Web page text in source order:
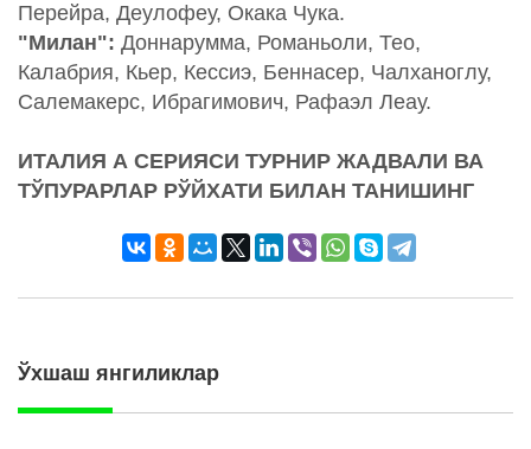
Перейра, Деулофеу, Окака Чука.
"Милан": Доннарумма, Романьоли, Тео,
Калабрия, Кьер, Кессиэ, Беннасер, Чалханоглу,
Салемакерс, Ибрагимович, Рафаэл Леау.
ИТАЛИЯ А СЕРИЯСИ ТУРНИР ЖАДВАЛИ ВА
ТЎПУРАРЛАР РЎЙХАТИ БИЛАН ТАНИШИНГ
Ўхшаш янгиликлар